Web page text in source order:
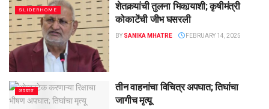
SLIDERHOME
शेतकर्‍यांची तुलना भिकार्‍याशी; कृषीमंत्री
कोकाटेंची जीभ घसरली
BY SANIKA MHATRE FEBRUARY 14, 2025
अपघात
तीन वाहनांचा विचित्र अपघात; तिघांचा
जागीच मृत्यू